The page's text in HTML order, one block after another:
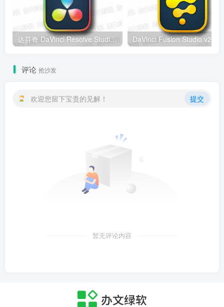
达芬奇 DaVinci Resolve Studio v21.0.4 Windows版 – 专业视频编辑与调色工具
评论 抢沙发
欢迎您留下宝贵的见解！ 提交
暂无评论内容